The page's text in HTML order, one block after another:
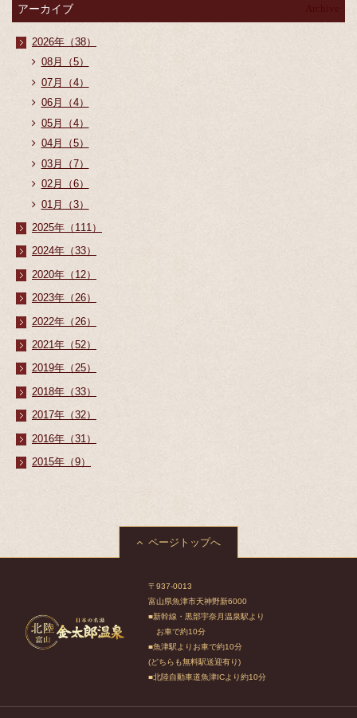
アーカイブ
2026年（38）
08月（5）
07月（4）
06月（4）
05月（4）
04月（5）
03月（7）
02月（6）
01月（3）
2025年（111）
2024年（33）
2020年（12）
2023年（26）
2022年（26）
2021年（52）
2019年（25）
2018年（33）
2017年（32）
2016年（31）
2015年（9）
ページトップへ
〒937-0013
富山県魚津市天神野新6000
■新幹線・黒部宇奈月温泉駅より
お車で約10分
■魚津駅よりお車で約10分
(どちらも無料駅送迎有り)
■北陸自動車道魚津ICより約10分